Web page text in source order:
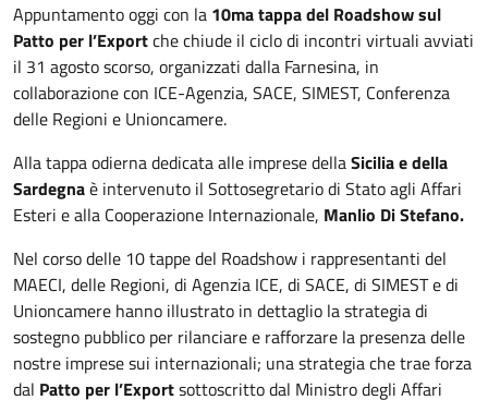
Appuntamento oggi con la 10ma tappa del Roadshow sul
Patto per l’Exportche chiude il ciclo di incontri virtuali avviati
il 31 agosto scorso, organizzati dalla Farnesina, in
collaborazione con ICE-Agenzia, SACE, SIMEST, Conferenza
delle Regioni e Unioncamere.
Alla tappa odierna dedicata alle imprese dellaSicilia e della
Sardegnaè intervenuto il Sottosegretario di Stato agli Affari
Esteri e alla Cooperazione Internazionale, Manlio Di Stefano.
Nel corso delle 10 tappe del Roadshow i rappresentanti del
MAECI, delle Regioni, di Agenzia ICE, di SACE, di SIMEST e di
Unioncamere hanno illustrato in dettaglio la strategia di
sostegno pubblico per rilanciare e rafforzare la presenza delle
nostre imprese sui internazionali; una strategia che trae forza
dal Patto per l’Exportsottoscritto dal Ministro degli Affari